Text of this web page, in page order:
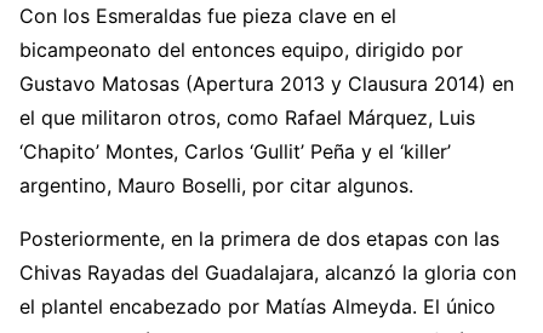
Con los Esmeraldas fue pieza clave en el
bicampeonato del entonces equipo, dirigido por
Gustavo Matosas (Apertura 2013 y Clausura 2014) en
el que militaron otros, como Rafael Márquez, Luis
‘Chapito’ Montes, Carlos ‘Gullit’ Peña y el ‘killer’
argentino, Mauro Boselli, por citar algunos.
Posteriormente, en la primera de dos etapas con las
Chivas Rayadas del Guadalajara, alcanzó la gloria con
el plantel encabezado por Matías Almeyda. El único